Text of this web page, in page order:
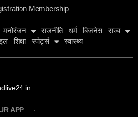
Membership
मनोरंजन राजनीति धर्म बिज़नेस
राज्य
शिक्षा स्पोर्ट्स स्वास्थ्य
APP